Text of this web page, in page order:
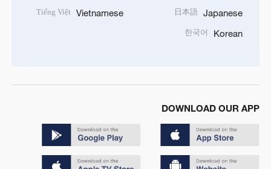
Japanese
日本語
Korean
한국어
Vietnamese
Tiếng Việt
DOWNLOAD OUR APP